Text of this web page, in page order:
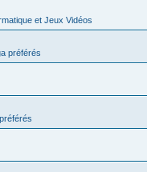
et Jeux Vidéos
préférés